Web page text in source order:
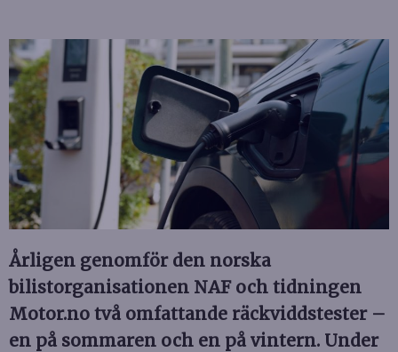
Årligen genomför den norska
bilistorganisationen NAF och tidningen
Motor.no två omfattande räckviddstester –
en på sommaren och en på vintern. Under